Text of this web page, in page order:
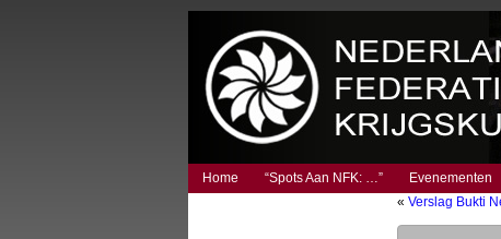
Home “Spots Aan NFK: …” Evenementen
« Verslag Bukti